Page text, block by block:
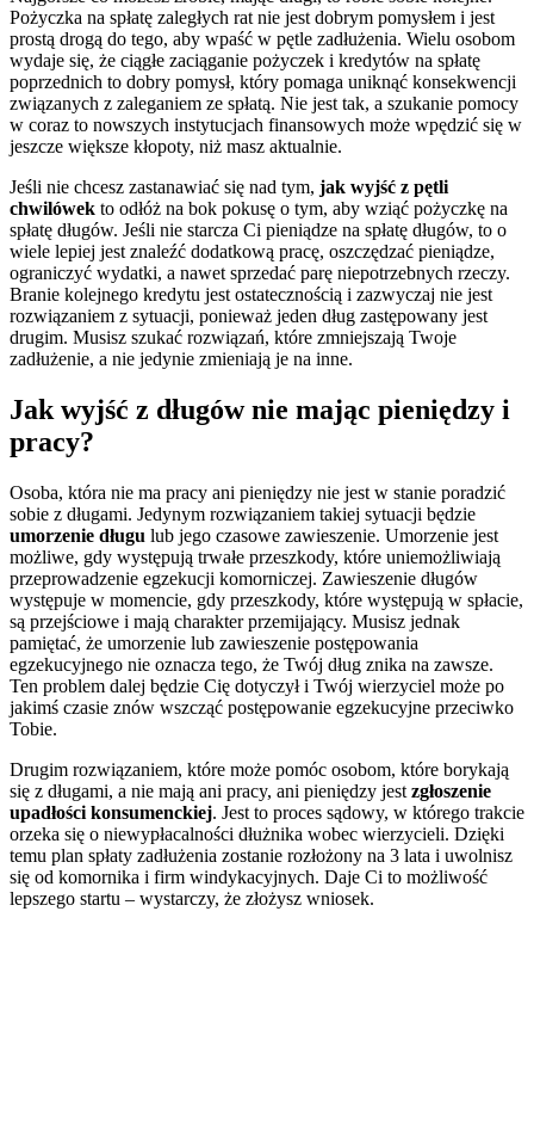
Pożyczka na spłatę zaległych rat nie jest dobrym pomysłem i jest
prostą drogą do tego, aby wpaść w pętle zadłużenia. Wielu osobom
wydaje się, że ciągłe zaciąganie pożyczek i kredytów na spłatę
poprzednich to dobry pomysł, który pomaga uniknąć konsekwencji
związanych z zaleganiem ze spłatą. Nie jest tak, a szukanie pomocy
w coraz to nowszych instytucjach finansowych może wpędzić się w
jeszcze większe kłopoty, niż masz aktualnie.
Jeśli nie chcesz zastanawiać się nad tym, jak wyjść z pętli
chwilówek to odłóż na bok pokusę o tym, aby wziąć pożyczkę na
spłatę długów. Jeśli nie starcza Ci pieniądze na spłatę długów, to o
wiele lepiej jest znaleźć dodatkową pracę, oszczędzać pieniądze,
ograniczyć wydatki, a nawet sprzedać parę niepotrzebnych rzeczy.
Branie kolejnego kredytu jest ostatecznością i zazwyczaj nie jest
rozwiązaniem z sytuacji, ponieważ jeden dług zastępowany jest
drugim. Musisz szukać rozwiązań, które zmniejszają Twoje
zadłużenie, a nie jedynie zmieniają je na inne.
Jak wyjść z długów nie mając pieniędzy i
pracy?
Osoba, która nie ma pracy ani pieniędzy nie jest w stanie poradzić
sobie z długami. Jedynym rozwiązaniem takiej sytuacji będzie
umorzenie długu lub jego czasowe zawieszenie. Umorzenie jest
możliwe, gdy występują trwałe przeszkody, które uniemożliwiają
przeprowadzenie egzekucji komorniczej. Zawieszenie długów
występuje w momencie, gdy przeszkody, które występują w spłacie,
są przejściowe i mają charakter przemijający. Musisz jednak
pamiętać, że umorzenie lub zawieszenie postępowania
egzekucyjnego nie oznacza tego, że Twój dług znika na zawsze.
Ten problem dalej będzie Cię dotyczył i Twój wierzyciel może po
jakimś czasie znów wszcząć postępowanie egzekucyjne przeciwko
Tobie.
Drugim rozwiązaniem, które może pomóc osobom, które borykają
się z długami, a nie mają ani pracy, ani pieniędzy jest zgłoszenie
upadłości konsumenckiej. Jest to proces sądowy, w którego trakcie
orzeka się o niewypłacalności dłużnika wobec wierzycieli. Dzięki
temu plan spłaty zadłużenia zostanie rozłożony na 3 lata i uwolnisz
się od komornika i firm windykacyjnych. Daje Ci to możliwość
lepszego startu – wystarczy, że złożysz wniosek.